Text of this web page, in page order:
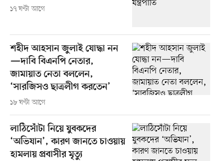
১৭ ঘণ্টা আগে
শহীদ আহসান জুলাই যোদ্ধা নন
—দাবি বিএনপি নেতার,
জামায়াত নেতা বললেন,
‘সারজিসও ছাত্রলীগ করতেন’
১৮ ঘণ্টা আগে
লাঠিসোঁটা নিয়ে যুবকদের
‘অভিযান’, কারণ জানতে চাওয়ায়
হামলায় প্রবাসীর মৃত্যু